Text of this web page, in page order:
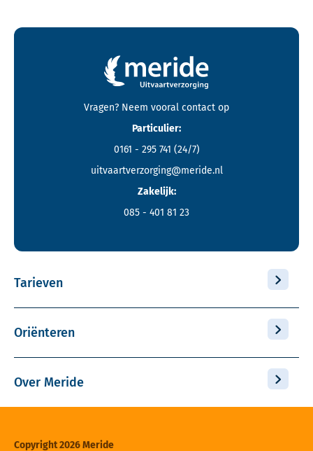
Contactgegevens en footer menu van Meride
Vragen? Neem vooral contact op
Particulier:
0161 - 295 741 (24/7)
uitvaartverzorging@meride.nl
Zakelijk:
085 - 401 81 23
Tarieven
Oriënteren
Over Meride
Copyright 2026 Meride